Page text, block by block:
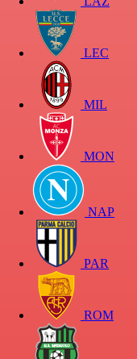
LEC
MIL
MON
NAP
PAR
ROM